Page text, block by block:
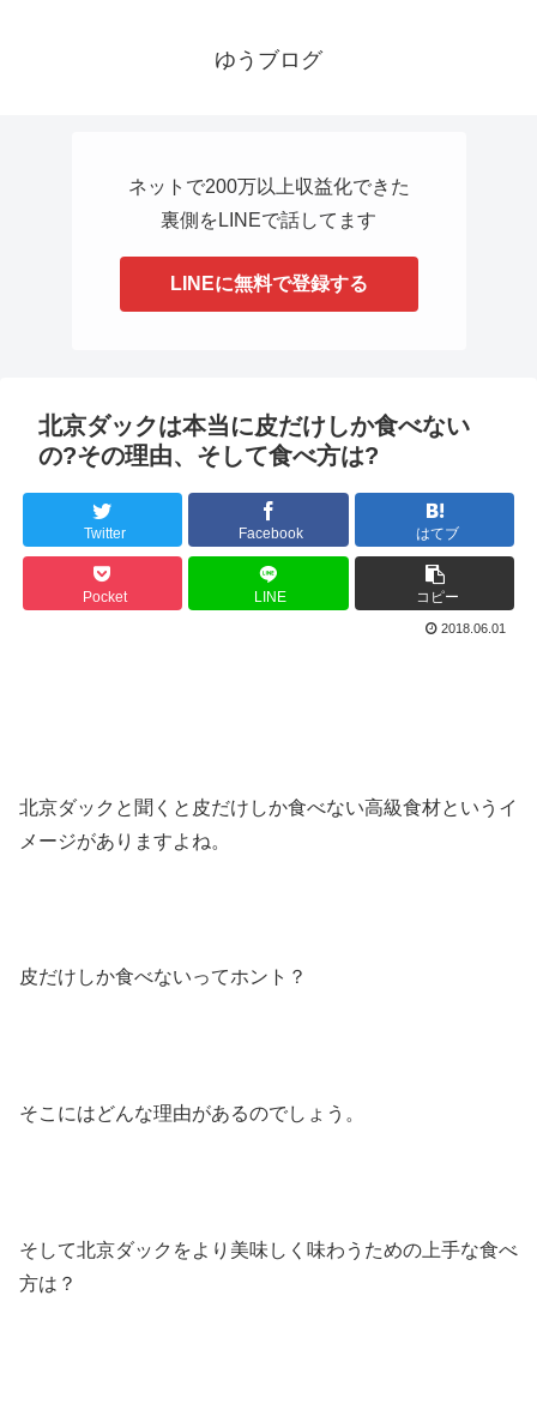
ゆうブログ
ネットで200万以上収益化できた
裏側をLINEで話してます
LINEに無料で登録する
北京ダックは本当に皮だけしか食べない
の?その理由、そして食べ方は?
Twitter Facebook はてブ
Pocket LINE コピー
2018.06.01
北京ダックと聞くと皮だけしか食べない高級食材というイ
メージがありますよね。
皮だけしか食べないってホント？
そこにはどんな理由があるのでしょう。
そして北京ダックをより美味しく味わうための上手な食べ
方は？